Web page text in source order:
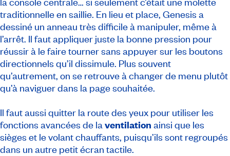
traditionnelle en saillie. En lieu et place, Genesis a
dessiné un anneau très difficile à manipuler, même à
l’arrêt. Il faut appliquer juste la bonne pression pour
réussir à le faire tourner sans appuyer sur les boutons
directionnels qu’il dissimule. Plus souvent
qu’autrement, on se retrouve à changer de menu plutôt
qu’à naviguer dans la page souhaitée.
Il faut aussi quitter la route des yeux pour utiliser les
fonctions avancées de la ventilation ainsi que les
sièges et le volant chauffants, puisqu’ils sont regroupés
dans un autre petit écran tactile.